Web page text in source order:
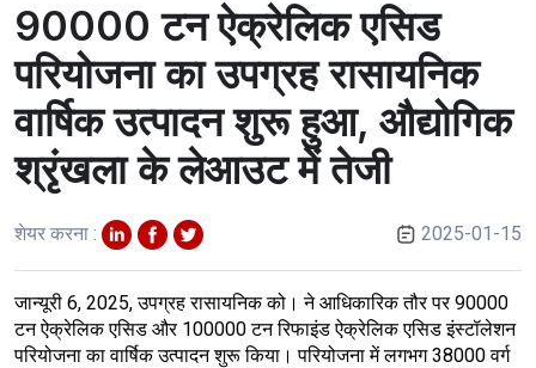
90000 टन ऐक्रेलिक एसिड
परियोजना का उपग्रह रासायनिक
वार्षिक उत्पादन शुरू हुआ, औद्योगिक
श्रृंखला के लेआउट में तेजी
शेयर करना : 2025-01-15
जान्यूरी 6, 2025, उपग्रह रासायनिक को। ने आधिकारिक तौर पर 90000
टन ऐक्रेलिक एसिड और 100000 टन रिफाइंड ऐक्रेलिक एसिड इंस्टॉलेशन
परियोजना का वार्षिक उत्पादन शुरू किया। परियोजना में लगभग 38000 वर्ग